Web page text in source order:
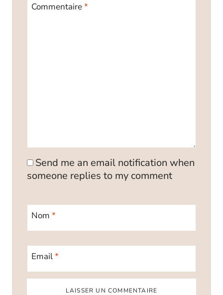
Commentaire*
Send me an email notification when
someone replies to my comment
Nom *
Email*